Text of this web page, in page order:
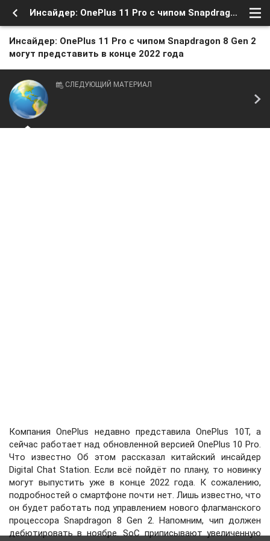
Инсайдер: OnePlus 11 Pro с чипом Snapdragon 8 Gen 2 могут представить в конце 2022 года
Инсайдер: OnePlus 11 Pro с чипом Snapdragon 8 Gen 2
могут представить в конце 2022 года
СЛЕДУЮЩИЙ МАТЕРИАЛ
Компания OnePlus недавно представила OnePlus 10T, а
сейчас работает над обновленной версией OnePlus 10 Pro.
Что известно Об этом рассказал китайский инсайдер
Digital Chat Station. Если всё пойдёт по плану, то новинку
могут выпустить уже в конце 2022 года. К сожалению,
подробностей о смартфоне почти нет. Лишь известно, что
он будет работать под управлением нового флагманского
процессора Snapdragon 8 Gen 2. Напомним, чип должен
дебютировать в ноябре. SoC приписывают увеличенную